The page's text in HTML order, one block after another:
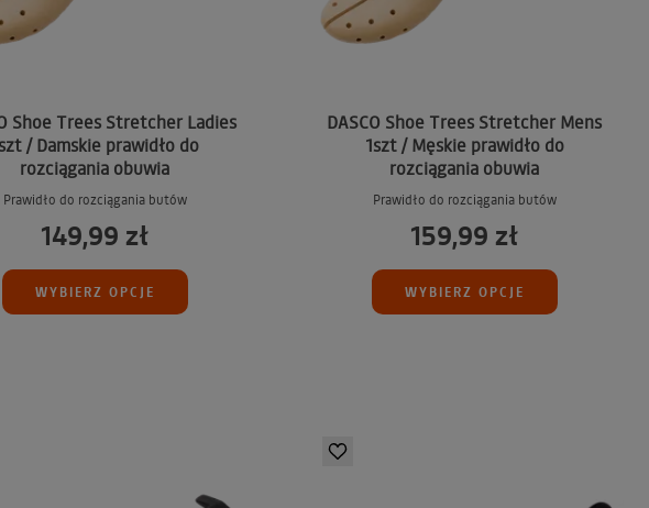
Shoe Trees Stretcher Ladies
/ Damskie prawidło do
rozciągania obuwia
Prawidło do rozciągania butów
149,99 zł
WYBIERZ OPCJE
DASCO Shoe Trees Stretcher Mens
1szt / Męskie prawidło do
rozciągania obuwia
Prawidło do rozciągania butów
159,99 zł
WYBIERZ OPCJE